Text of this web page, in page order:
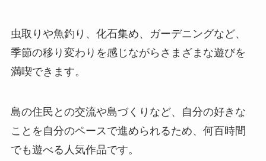
虫取りや魚釣り、化石集め、ガーデニングなど、
季節の移り変わりを感じながらさまざまな遊びを
満喫できます。
島の住民との交流や島づくりなど、自分の好きな
ことを自分のペースで進められるため、何百時間
でも遊べる人気作品です。